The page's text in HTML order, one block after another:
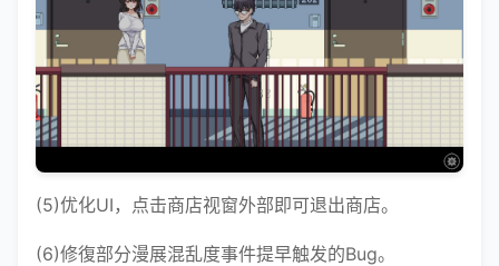
(5)优化UI，点击商店视窗外部即可退出商店。
(6)修復部分漫展混乱度事件提早触发的Bug。